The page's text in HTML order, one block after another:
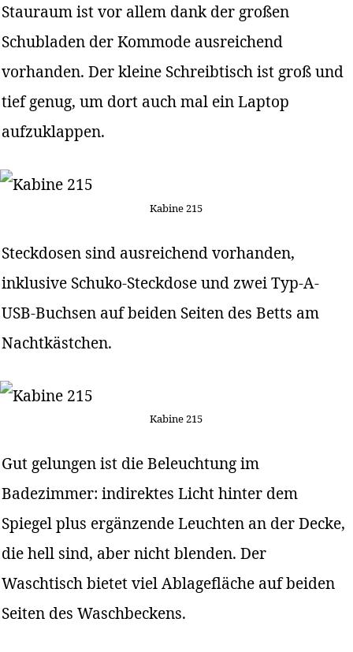
Stauraum ist vor allem dank der großen
Schubladen der Kommode ausreichend
vorhanden. Der kleine Schreibtisch ist groß und
tief genug, um dort auch mal ein Laptop
aufzuklappen.
Kabine 215
Steckdosen sind ausreichend vorhanden,
inklusive Schuko-Steckdose und zwei Typ-A-
USB-Buchsen auf beiden Seiten des Betts am
Nachtkästchen.
Kabine 215
Gut gelungen ist die Beleuchtung im
Badezimmer: indirektes Licht hinter dem
Spiegel plus ergänzende Leuchten an der Decke,
die hell sind, aber nicht blenden. Der
Waschtisch bietet viel Ablagefläche auf beiden
Seiten des Waschbeckens.